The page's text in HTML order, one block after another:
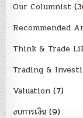
Our Columnist
Recommended
Think & Trade
Trading &
Valuation (7)
งบการเงิน (9)